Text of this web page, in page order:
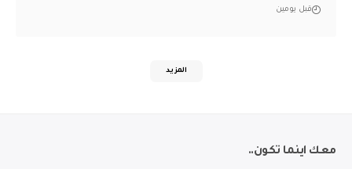
قبل يومين
المزيد
معك اينما تكون..